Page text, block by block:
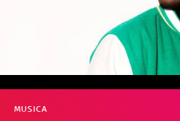
MUSICA